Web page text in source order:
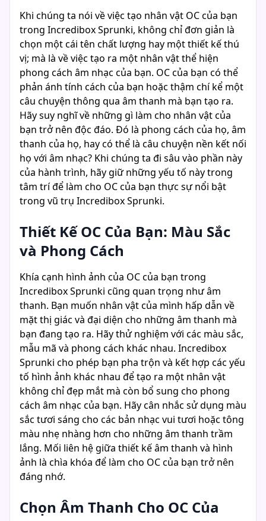
Khi chúng ta nói về việc tạo nhân vật OC của bạn
trong Incredibox Sprunki, không chỉ đơn giản là
chọn một cái tên chất lượng hay một thiết kế thú
vị; mà là về việc tạo ra một nhân vật thể hiện
phong cách âm nhạc của bạn. OC của bạn có thể
phản ánh tính cách của bạn hoặc thậm chí kể một
câu chuyện thông qua âm thanh mà bạn tạo ra.
Hãy suy nghĩ về những gì làm cho nhân vật của
bạn trở nên độc đáo. Đó là phong cách của họ, âm
thanh của họ, hay có thể là câu chuyện nền kết nối
họ với âm nhạc? Khi chúng ta đi sâu vào phần này
của hành trình, hãy giữ những yếu tố này trong
tâm trí để làm cho OC của bạn thực sự nổi bật
trong vũ trụ Incredibox Sprunki.
Thiết Kế OC Của Bạn: Màu Sắc
và Phong Cách
Khía cạnh hình ảnh của OC của bạn trong
Incredibox Sprunki cũng quan trọng như âm
thanh. Bạn muốn nhân vật của mình hấp dẫn về
mặt thị giác và đại diện cho những âm thanh mà
bạn đang tạo ra. Hãy thử nghiệm với các màu sắc,
mẫu mã và phong cách khác nhau. Incredibox
Sprunki cho phép bạn pha trộn và kết hợp các yếu
tố hình ảnh khác nhau để tạo ra một nhân vật
không chỉ đẹp mắt mà còn bổ sung cho phong
cách âm nhạc của bạn. Hãy cân nhắc sử dụng màu
sắc tươi sáng cho các bản nhạc vui tươi hoặc tông
màu nhẹ nhàng hơn cho những âm thanh trầm
lắng. Mối liên hệ giữa thiết kế âm thanh và hình
ảnh là chìa khóa để làm cho OC của bạn trở nên
đáng nhớ.
Chọn Âm Thanh Cho OC Của